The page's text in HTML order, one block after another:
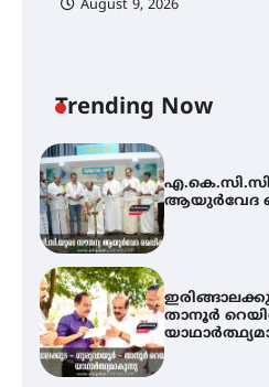
August 9, 2026
Trending Now
താനൂർ
തിരനോട്ടം